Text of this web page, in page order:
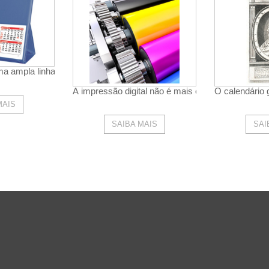
a mesma página. Nas Agendas é possi...
: Bloco de Folhinha Comercial 45 Medidas: 30,5x30,5 cm Bloco
ampla linha de calendarios de mesa com diversos modelos,
A impressão digital não é mais o futuro: é o
SAIBA MAIS
O calendário